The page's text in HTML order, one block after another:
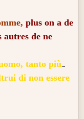
plus on a de
autres de ne
, tanto più
di non essere